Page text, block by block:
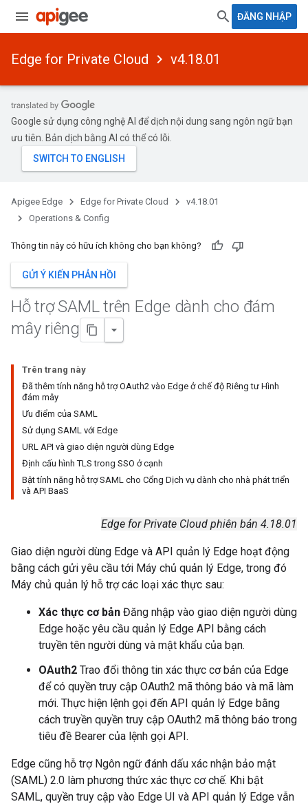
ĐĂNG NHẬP
Edge for Private Cloud v4.18.01
Google sử dụng công nghệ AI để dịch nội dung sang ngôn ngữ bạn
ưu tiên. Bản dịch bằng AI có thể có lỗi.
Apigee Edge Edge for Private Cloud
v4.18.01
Operations & Config
Thông tin này có hữu ích không cho bạn không?
GỬI Ý KIẾN PHẢN HỒI
Hỗ trợ SAML trên Edge dành cho đám
mây riêng
Trên trang này
Đã thêm tính năng hỗ trợ OAuth2 vào Edge ở chế độ Riêng tư Hình
đám mây
Ưu điểm của SAML
Sử dụng SAML với Edge
URL API và giao diện người dùng Edge
Định cấu hình TLS trong SSO ở cạnh
Bật tính năng hỗ trợ SAML cho Cổng Dịch vụ dành cho nhà phát triển
và API BaaS
Edge for Private Cloud phiên bản 4.18.01
Giao diện người dùng Edge và API quản lý Edge hoạt động
bằng cách gửi yêu cầu tới Máy chủ quản lý Edge, trong đó
Máy chủ quản lý hỗ trợ các loại xác thực sau:
Xác thực cơ bản Đăng nhập vào giao diện người dùng
Edge hoặc yêu cầu quản lý Edge API bằng cách
truyền tên người dùng và mật khẩu của bạn.
OAuth2 Trao đổi thông tin xác thực cơ bản của Edge
để có quyền truy cập OAuth2 mã thông báo và mã làm
mới. Thực hiện lệnh gọi đến API quản lý Edge bằng
cách truyền quyền truy cập OAuth2 mã thông báo trong
tiêu đề Bearer của lệnh gọi API.
Edge cũng hỗ trợ Ngôn ngữ đánh dấu xác nhận bảo mật
(SAML) 2.0 làm phương thức xác thực cơ chế. Khi bật
SAML, quyền truy cập vào Edge UI và API quản lý Edge vẫn